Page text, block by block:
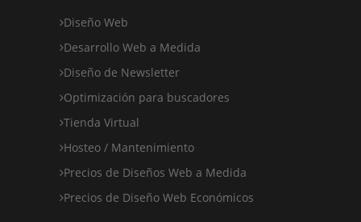
Diseño Web
Desarrollo Web a Medida
Diseño de Newsletter
Optimización para buscadores
Tienda Virtual
Hosteo / Mantenimiento
Precios de Diseños Web a Medida
Precios de Diseño Web Económicos